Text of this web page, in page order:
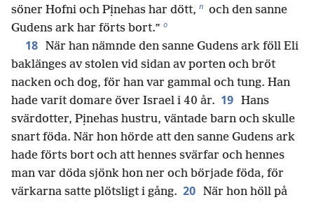
söner Hofni och Pịnehas har dött, n och den sanne
Gudens ark har förts bort.” o
18 När han nämnde den sanne Gudens ark föll Eli
baklänges av stolen vid sidan av porten och bröt
nacken och dog, för han var gammal och tung. Han
hade varit domare över Israel i 40 år. 19 Hans
svärdotter, Pịnehas hustru, väntade barn och skulle
snart föda. När hon hörde att den sanne Gudens ark
hade förts bort och att hennes svärfar och hennes
man var döda sjönk hon ner och började föda, för
värkarna satte plötsligt i gång. 20 När hon höll på